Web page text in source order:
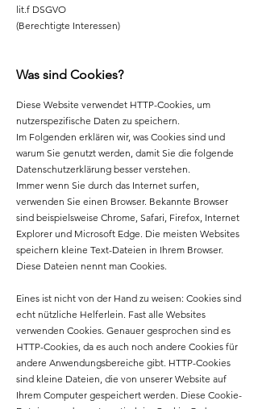
lit.f DSGVO
(Berechtigte Interessen)
Was sind Cookies?
Diese Website verwendet HTTP-Cookies, um
nutzerspezifische Daten zu speichern.
Im Folgenden erklären wir, was Cookies sind und
warum Sie genutzt werden, damit Sie die folgende
Datenschutzerklärung besser verstehen.
Immer wenn Sie durch das Internet surfen,
verwenden Sie einen Browser. Bekannte Browser
sind beispielsweise Chrome, Safari, Firefox, Internet
Explorer und Microsoft Edge. Die meisten Websites
speichern kleine Text-Dateien in Ihrem Browser.
Diese Dateien nennt man Cookies.
Eines ist nicht von der Hand zu weisen: Cookies sind
echt nützliche Helferlein. Fast alle Websites
verwenden Cookies. Genauer gesprochen sind es
HTTP-Cookies, da es auch noch andere Cookies für
andere Anwendungsbereiche gibt. HTTP-Cookies
sind kleine Dateien, die von unserer Website auf
Ihrem Computer gespeichert werden. Diese Cookie-